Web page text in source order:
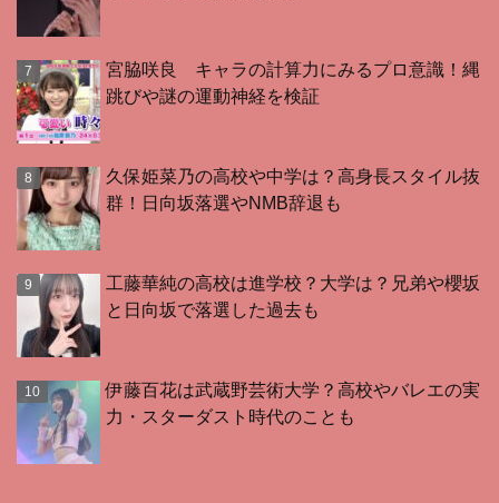
宮脇咲良 キャラの計算力にみるプロ意識！縄
跳びや謎の運動神経を検証
久保姫菜乃の高校や中学は？高身長スタイル抜
群！日向坂落選やNMB辞退も
工藤華純の高校は進学校？大学は？兄弟や櫻坂
と日向坂で落選した過去も
伊藤百花は武蔵野芸術大学？高校やバレエの実
力・スターダスト時代のことも